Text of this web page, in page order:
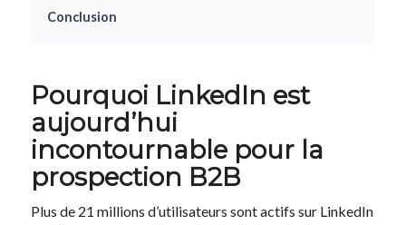
Conclusion
Pourquoi LinkedIn est
aujourd’hui
incontournable pour la
prospection B2B
Plus de 21 millions d’utilisateurs sont actifs sur LinkedIn